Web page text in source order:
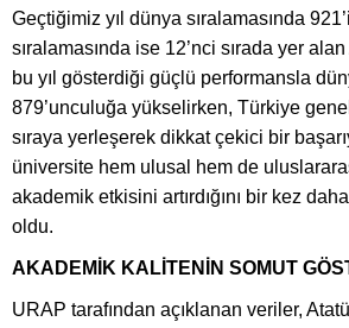
Geçtiğimiz yıl dünya sıralamasında
sıralamasında ise 12’nci sırada yer
bu yıl gösterdiği güçlü performansla
879’unculuğa yükselirken, Türkiye
sıraya yerleşerek dikkat çekici bir
üniversite hem ulusal hem de
akademik etkisini artırdığını bir kez
oldu.
AKADEMİK KALİTENİN SOMUT
URAP tarafından açıklanan veriler,